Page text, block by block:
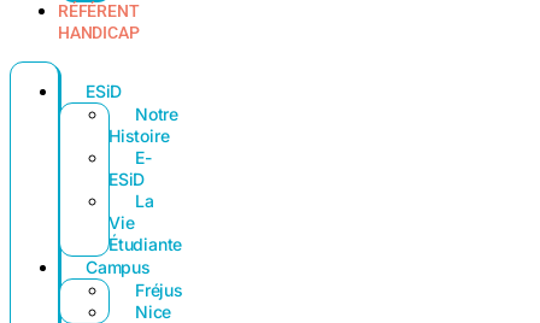
RÉFÉRENT
HANDICAP
ESiD
Notre
Histoire
E-
ESiD
La
Vie
Étudiante
Campus
Fréjus
Nice